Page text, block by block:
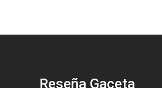
Reseña Gaceta